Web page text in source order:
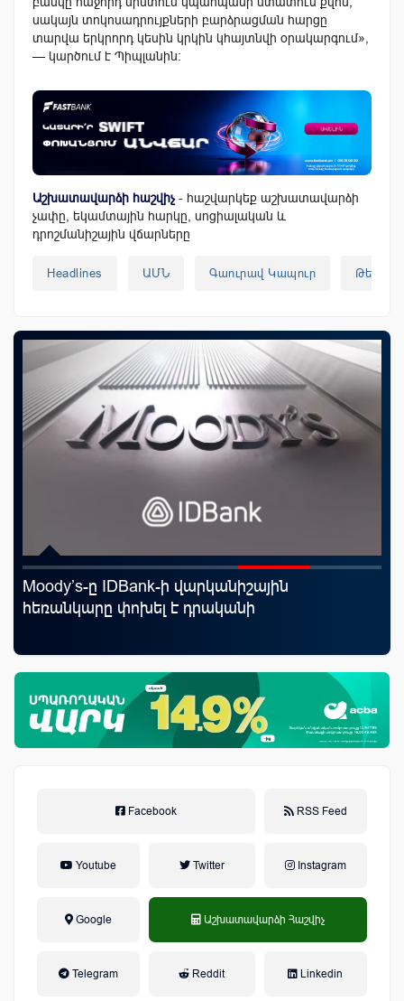
սակայն տոկոսադրույքների բարձրացման հարցը
տարվա երկրորդ կեսին կրկին կհայտնվի օրակարգում»,
— կարծում է Պիպլանին։
Աշխատավարձի հաշվիչ - հաշվարկեք աշխատավարձի
չափը, եկամտային հարկը, սոցիալական և
դրոշմանիշային վճարները
Headlines ԱՄՆ Գաուրավ Կապուր
Moody’s-ը IDBank-ի վարկանիշային
հեռանկարը փոխել է դրականի
Facebook RSS Feed
Youtube Twitter Instagram
Google Աշխատավարձի Հաշվիչ
Telegram Reddit Linkedin